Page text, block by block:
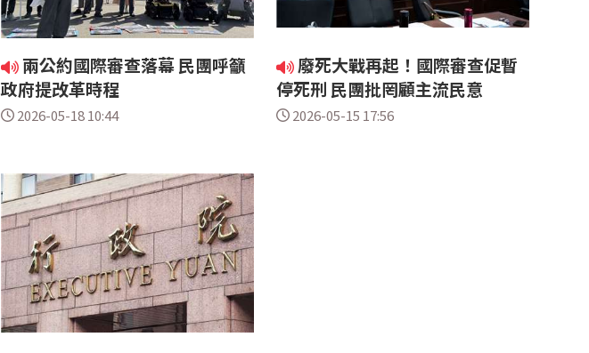
兩公約國際審查落幕 民團呼籲
政府提改革時程
2026-05-18 10:44
廢死大戰再起！國際審查促暫
停死刑 民團批罔顧主流民意
2026-05-15 17:56